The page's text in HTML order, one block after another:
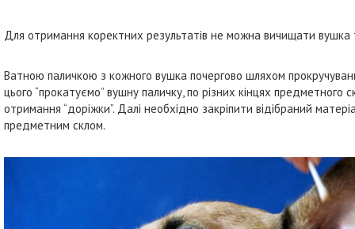
Для отримання коректних результатів не можна вичищати
Ватною паличкою з кожного вушка почергово шляхом
цього “прокатуємо” вушну паличку, по різних кінцях предметного
отримання “доріжки”. Далі необхідно закріпити відібраний
предметним склом.